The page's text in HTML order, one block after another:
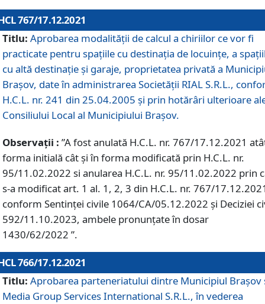
767/17.12.2021
Titlu: Aprobarea modalității de calcul a chiriilor ce vor fi
practicate pentru spaţiile cu destinaţia de locuinţe, a
cu altă destinaţie şi garaje, proprietatea privată a
Braşov, date în administrarea Societăţii RIAL S.R.L.,
H.C.L. nr. 241 din 25.04.2005 și prin hotărâri ulterioare
Consiliului Local al Municipiului Braşov.
Observații : ”A fost anulată H.C.L. nr. 767/17.12.2021
forma initială cât și în forma modificată prin H.C.L. nr.
95/11.02.2022 si anularea H.C.L. nr. 95/11.02.2022 prin
s-a modificat art. 1 al. 1, 2, 3 din H.C.L. nr. 767/
conform Sentinței civile 1064/CA/05.12.2022 și Deciziei
592/11.10.2023, ambele pronunțate în dosar
1430/62/2022 ”.
766/17.12.2021
Titlu: Aprobarea parteneriatului dintre Municipiul Brașov
Media Group Services International S.R.L., în vederea